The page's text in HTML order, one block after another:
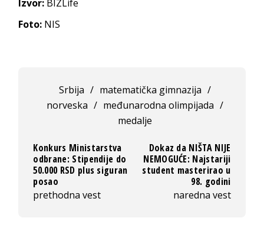
Izvor: BIZLife
Foto: NIS
Srbija / matematička gimnazija /
norveska / međunarodna olimpijada /
medalje
Konkurs Ministarstva
odbrane: Stipendije do
50.000 RSD plus siguran
posao
prethodna vest
Dokaz da NIŠTA NIJE
NEMOGUĆE: Najstariji
student masterirao u
98. godini
naredna vest